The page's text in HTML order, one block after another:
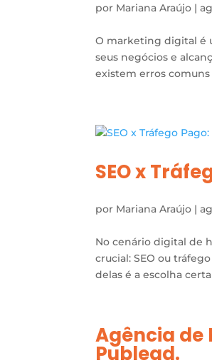
por Mariana Araújo |
O marketing digital é
seus negócios e
existem erros
SEO x
por Mariana Araújo |
No cenário digital de
crucial: SEO ou
delas é a escolha
Agência de
Publead.